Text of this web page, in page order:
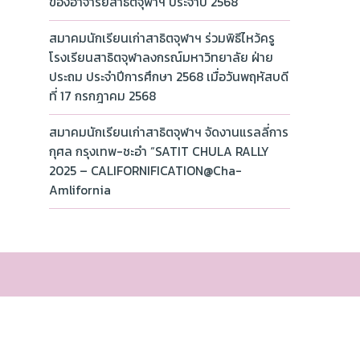
สมาคมนักเรียนเก่าสาธิตจุฬาฯ ร่วมพิธีไหว้ครู
โรงเรียนสาธิตจุฬาลงกรณ์มหาวิทยาลัย ฝ่าย
ประถม ประจำปีการศึกษา 2568 เมื่อวันพฤหัสบดี
ที่ 17 กรกฎาคม 2568
สมาคมนักเรียนเก่าสาธิตจุฬาฯ จัดงานแรลลี่การ
กุศล กรุงเทพ-ชะอำ “SATIT CHULA RALLY
2025 – CALIFORNIFICATION@Cha-
Amlifornia